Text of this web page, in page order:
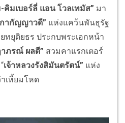
คิมเบอร์ลี่ แอน โวลเทมัส” มา
ากัญญาวดี” แห่งแคว้นพันธุรัฐ
ทยุติยธร ประกบพระเอกหน้า
าภรณ์ ผลดี” สวมคาแรกเตอร์
เจ้าหลวงรังสิมันตรัตน์” แห่ง
เหี้ยมโหด